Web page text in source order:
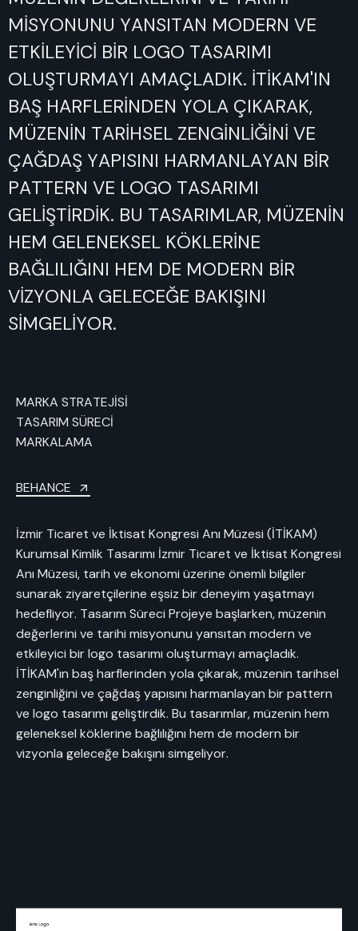
MİSYONUNU YANSITAN MODERN VE
ETKİLEYİCİ BİR LOGO TASARIMI
OLUŞTURMAYI AMAÇLADIK. İTİKAM'IN
BAŞ HARFLERİNDEN YOLA ÇIKARAK,
MÜZENİN TARİHSEL ZENGİNLİĞİNİ VE
ÇAĞDAŞ YAPISINI HARMANLAYAN BİR
PATTERN VE LOGO TASARIMI
GELİŞTİRDİK. BU TASARIMLAR, MÜZENİN
HEM GELENEKSEL KÖKLERİNE
BAĞLILIĞINI HEM DE MODERN BİR
VİZYONLA GELECEĞE BAKIŞINI
SİMGELİYOR.
MARKA STRATEJİSİ
TASARIM SÜRECİ
MARKALAMA
BEHANCE
İzmir Ticaret ve İktisat Kongresi Anı Müzesi (İTİKAM)
Kurumsal Kimlik Tasarımı İzmir Ticaret ve İktisat Kongresi
Anı Müzesi, tarih ve ekonomi üzerine önemli bilgiler
sunarak ziyaretçilerine eşsiz bir deneyim yaşatmayı
hedefliyor. Tasarım Süreci Projeye başlarken, müzenin
değerlerini ve tarihi misyonunu yansıtan modern ve
etkileyici bir logo tasarımı oluşturmayı amaçladık.
İTİKAM'ın baş harflerinden yola çıkarak, müzenin tarihsel
zenginliğini ve çağdaş yapısını harmanlayan bir pattern
ve logo tasarımı geliştirdik. Bu tasarımlar, müzenin hem
geleneksel köklerine bağlılığını hem de modern bir
vizyonla geleceğe bakışını simgeliyor.